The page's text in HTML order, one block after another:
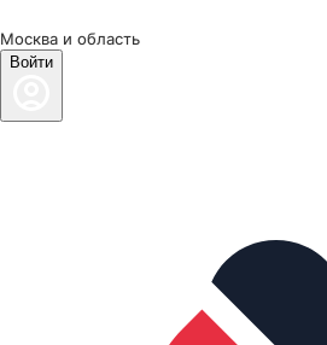
Москва и область
Войти